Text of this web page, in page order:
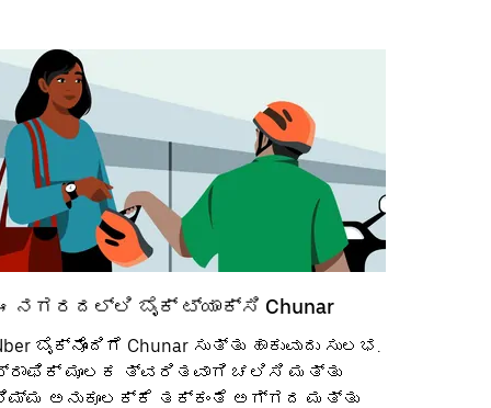
ನಗರದಲ್ಲಿ ಬೈಕ್ ಟ್ಯಾಕ್ಸಿ Chunar
ಬೈಕ್‌ನೊಂದಿಗೆ Chunar ಸುತ್ತು ಹಾಕುವುದು ಸುಲಭ.
ಮೂಲಕ ತ್ವರಿತವಾಗಿ ಚಲಿಸಿ ಮತ್ತು
ಅನುಕೂಲಕ್ಕೆ ತಕ್ಕಂತೆ ಅಗ್ಗದ ಮತ್ತು